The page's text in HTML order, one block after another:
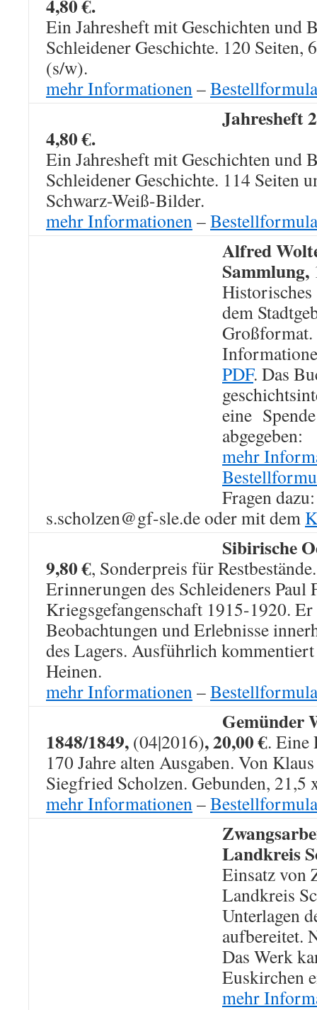
4,80 €.
Ein Jahresheft mit Geschichten und
Schleidener Geschichte. 120 Seiten,
(s/w).
mehr Informationen–
Jahresheft
4,80 €.
Ein Jahresheft mit Geschichten und
Schleidener Geschichte. 114 Seiten
Schwarz-Weiß-Bilder.
mehr Informationen–
Alfred
Sammlung,
dem
PDF. Das
eine
abgegeben:
mehr
Fragen
s.scholzen@gf-sle.de oder mit dem
Sibirische
9,80 €, Sonderpreis für Restbestände.
Erinnerungen des Schleideners Paul
Kriegsgefangenschaft 1915-1920.
Beobachtungen und Erlebnisse
des Lagers. Ausführlich
Heinen.
mehr Informationen–
Gemünder
1848/1849, (04|2016), 20,00 €. Eine
170 Jahre alten Ausgaben. Von
Siegfried Scholzen. Gebunden, 21,5
mehr Informationen–
Landkreis
Einsatz von
Landkreis
Unterlagen
aufbereitet.
Das Werk
Euskirchen
mehr